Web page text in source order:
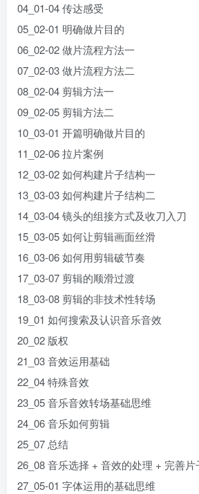
04_01-04 传达感受
05_02-01 明确做片目的
06_02-02 做片流程方法一
07_02-03 做片流程方法二
08_02-04 剪辑方法一
09_02-05 剪辑方法二
10_03-01 开篇明确做片目的
11_02-06 拉片案例
12_03-02 如何构建片子结构一
13_03-03 如何构建片子结构二
14_03-04 镜头的组接方式及收刀入刀
15_03-05 如何让剪辑画面丝滑
16_03-06 如何用剪辑破节奏
17_03-07 剪辑的顺滑过渡
18_03-08 剪辑的非技术性转场
19_01 如何搜索及认识音乐音效
20_02 版权
21_03 音效运用基础
22_04 特殊音效
23_05 音乐音效转场基础思维
24_06 音乐如何剪辑
25_07 总结
26_08 音乐选择 + 音效的处理 + 完善片
27_05-01 字体运用的基础思维